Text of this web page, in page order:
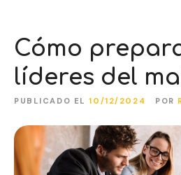
Cómo
líderes del
PUBLICADO EL 10/12/2024 POR